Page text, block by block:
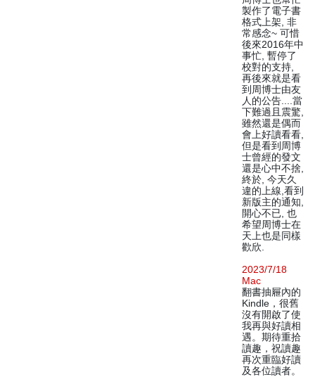
製作了電子書
格式上架, 非
常感念~ 可惜
後來2016年中
事忙, 暫停了
校對的支持,
再後來就是看
到周博士由友
人的公告....當
下難過且震驚,
雖然還是偶而
會上好讀看看,
但是看到周博
士曾經的發文
還是心中不捨,
終於, 今天久
違的上線,看到
新版主的通知,
開心不已, 也
希望周博士在
天上也是同樣
歡欣.
2023/7/18
Mac
翻書抽屜內的
Kindle，很舊
沒有開啟了使
我再與好讀相
遇。期待重拾
讀趣，祝讀趣
再次重臨好讀
及各位讀者。